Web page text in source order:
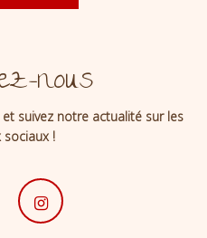
nous
suivez notre actualité sur les
sociaux !